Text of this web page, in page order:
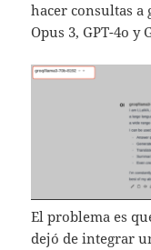
hacer consultas a
Opus 3, GPT-4o
El problema es
dejó de integrar